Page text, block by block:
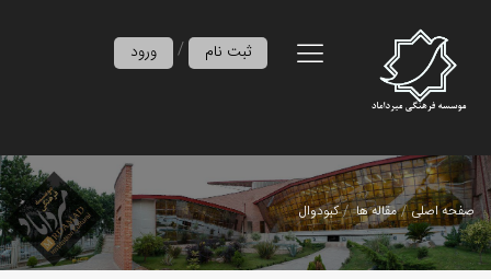
ورود / ثبت نام
صفحه اصلی مقاله ها کبودوال